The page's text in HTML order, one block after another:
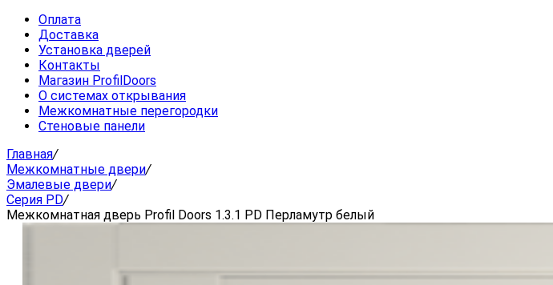
Оплата
Доставка
Установка дверей
Контакты
Магазин ProfilDoors
О системах открывания
Межкомнатные перегородки
Стеновые панели
Главная/
Межкомнатные двери/
Эмалевые двери/
Серия PD/
Межкомнатная дверь Profil Doors 1.3.1 PD Перламутр белый